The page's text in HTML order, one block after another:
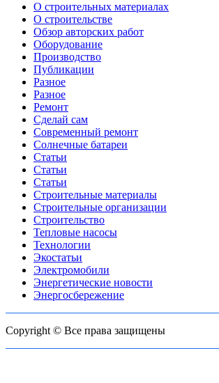
О строительных материалах
О строительстве
Обзор авторских работ
Оборудование
Производство
Публикации
Разное
Разное
Ремонт
Сделай сам
Современный ремонт
Солнечные батареи
Статьи
Статьи
Статьи
Строительные материалы
Строительные организации
Строительство
Тепловые насосы
Технологии
Экостатьи
Электромобили
Энергетические новости
Энергосбережение
Copyright © Все права защищены